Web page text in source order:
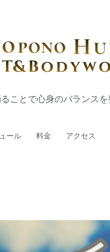
ことで心身のバランスを
ール 料金 アクセス